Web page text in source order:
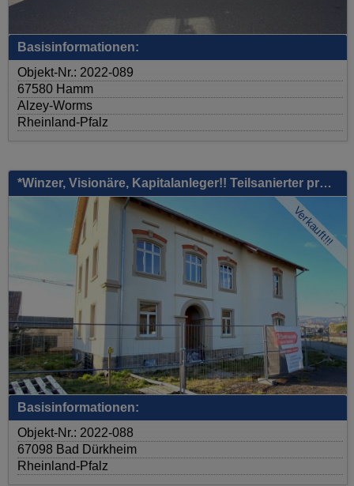
Basisinformationen:
Objekt-Nr.: 2022-089
67580 Hamm
Alzey-Worms
Rheinland-Pfalz
*Winzer, Visionäre, Kapitalanleger!! Teilsanierter prachtvoller Altbau mit Außengelände! Gastronomie und Wohnen in einem!!!*
Verkauft!!!
Basisinformationen:
Objekt-Nr.: 2022-088
67098 Bad Dürkheim
Rheinland-Pfalz